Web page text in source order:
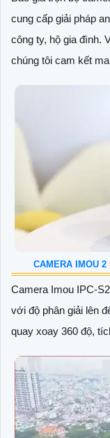
cung cấp giải pháp
công ty, hộ gia đình.
chúng tôi cam kết
CAMERA IMOU 2
Camera Imou IPC-
với độ phân giải lên
quay xoay 360 độ,